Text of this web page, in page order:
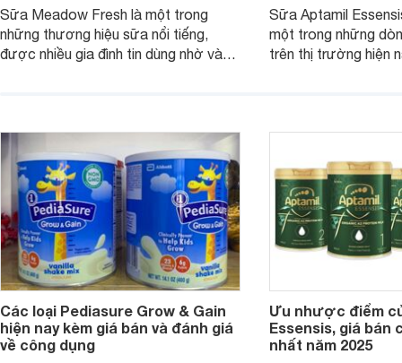
Sữa Meadow Fresh là một trong
những thương hiệu sữa nổi tiếng,
được nhiều gia đình tin dùng nhờ vào
dưỡng có gì đặc biệt? Giá sữa
Meadow Fresh trên thị trường hiện
nay ra sao? Hãy cùng tìm hiểu ngay.
Sữa Aptamil
một trong những
trên thị trường hiện
hơn so với các
4 yếu tố sau.
Các loại Pediasure Grow & Gain
hiện nay kèm giá bán và đánh giá
về công dụng
Ưu nhược điểm
Essensis, giá bán
nhất năm 2025